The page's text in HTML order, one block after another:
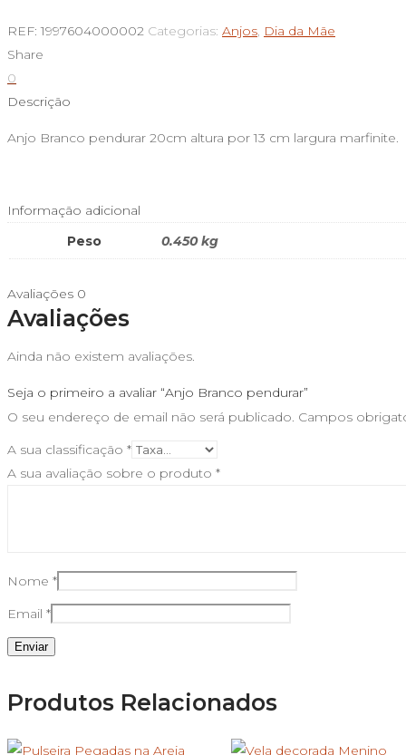
Anjo
Branco
pendurar
REF:1997604000002 Categorias: Anjos, Dia da Mãe
Share
0
Descrição
Anjo Branco pendurar 20cm altura por 13 cm largura marfinite.
Informação adicional
Peso
0.450 kg
Avaliações 0
Avaliações
Ainda não existem avaliações.
Seja o primeiro a avaliar “Anjo Branco pendurar”
O seu endereço de email não será publicado. Campos
A sua classificação *
A sua avaliação sobre o produto *
Nome *
Email *
Produtos Relacionados